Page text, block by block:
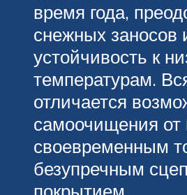
время года,
снежных заносов
устойчивость к
температурам.
отличается
самоочищения от
своевременным
безупречным